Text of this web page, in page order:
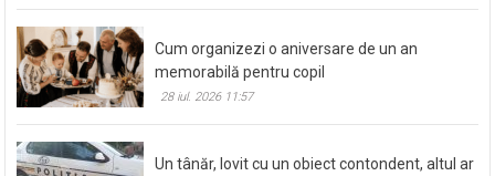
Cum organizezi o aniversare de un an
memorabilă pentru copil
28 iul. 2026 11:57
Un tânăr, lovit cu un obiect contondent, altul ar